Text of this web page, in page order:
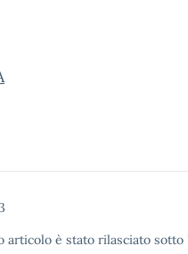
articolo è stato rilasciato